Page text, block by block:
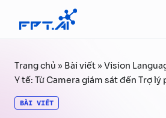
Chuyển đến phần nội dung
Trang chủ » Bài viết»Vision
Y tế: Từ Camera giám sát đến Trợ lý
BÀI VIẾT